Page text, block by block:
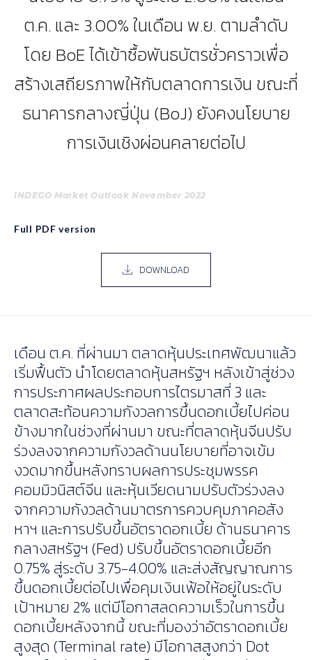
ต.ค. และ 3.00% ในเดือน พ.ย. ตามลำดับ
โดย BoE ได้เข้าซื้อพันธบัตรชั่วคราวเพื่อ
สร้างเสถียรภาพให้กับตลาดการเงิน ขณะที่
ธนาคารกลางญี่ปุ่น (BoJ) ยังคงนโยบาย
การเงินเชิงผ่อนคลายต่อไป
INDEGO Market Outlook November 2022
Full PDF version
DOWNLOAD
เดือน ต.ค. ที่ผ่านมา ตลาดหุ้นประเทศพัฒนาแล้ว
เริ่มฟื้นตัว นำโดยตลาดหุ้นสหรัฐฯ หลังเข้าสู่ช่วง
การประกาศผลประกอบการไตรมาสที่ 3 และ
ตลาดสะท้อนความกังวลการขึ้นดอกเบี้ยไปค่อน
ข้างมากในช่วงที่ผ่านมา ขณะที่ตลาดหุ้นจีนปรับ
ร่วงลงจากความกังวลด้านนโยบายที่อาจเข้ม
งวดมากขึ้นหลังทราบผลการประชุมพรรค
คอมมิวนิสต์จีน และหุ้นเวียดนามปรับตัวร่วงลง
จากความกังวลด้านมาตรการควบคุมภาคอสัง
หาฯ และการปรับขึ้นอัตราดอกเบี้ย ด้านธนาคาร
กลางสหรัฐฯ (Fed) ปรับขึ้นอัตราดอกเบี้ยอีก
0.75% สู่ระดับ 3.75-4.00% และส่งสัญญาณการ
ขึ้นดอกเบี้ยต่อไปเพื่อคุมเงินเฟ้อให้อยู่ในระดับ
เป้าหมาย 2% แต่มีโอกาสลดความเร็วในการขึ้น
ดอกเบี้ยหลังจากนี้ ขณะที่มองว่าอัตราดอกเบี้ย
สูงสุด (Terminal rate) มีโอกาสสูงกว่า Dot